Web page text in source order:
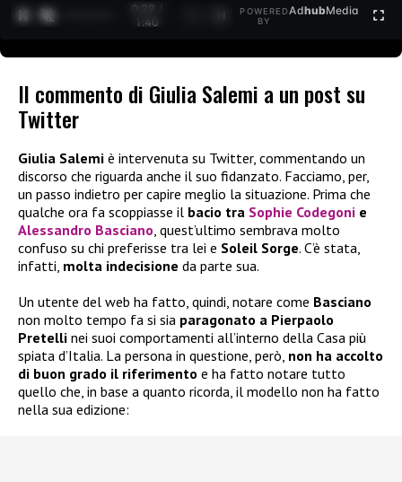
0:30 /
1:40
POWERED
BY
AdhubMedia
Il commento di Giulia Salemi a un post su
Twitter
Giulia Salemi è intervenuta su Twitter, commentando un
discorso che riguarda anche il suo fidanzato. Facciamo, per,
un passo indietro per capire meglio la situazione. Prima che
qualche ora fa scoppiasse il bacio tra Sophie Codegoni e
Alessandro Basciano, quest’ultimo sembrava molto
confuso su chi preferisse tra lei e Soleil Sorge. C’è stata,
infatti, molta indecisione da parte sua.
Un utente del web ha fatto, quindi, notare come Basciano
non molto tempo fa si sia paragonato a Pierpaolo
Pretelli nei suoi comportamenti all’interno della Casa più
spiata d’Italia. La persona in questione, però, non ha accolto
di buon grado il riferimento e ha fatto notare tutto
quello che, in base a quanto ricorda, il modello non ha fatto
nella sua edizione: